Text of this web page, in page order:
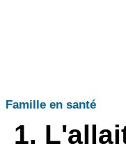
Famille en santé
1.